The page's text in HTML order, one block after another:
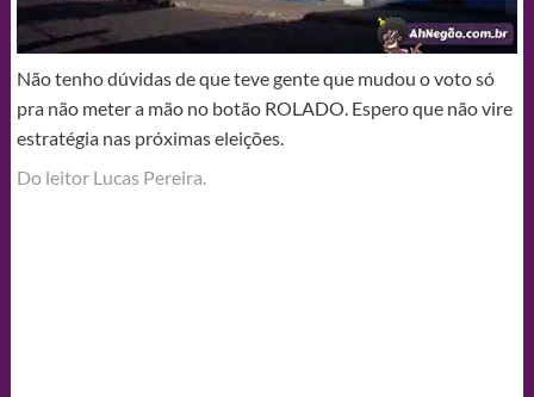
Não tenho dúvidas de que teve gente que mudou o voto só
pra não meter a mão no botão ROLADO. Espero que não vire
estratégia nas próximas eleições.
Do leitor Lucas Pereira.